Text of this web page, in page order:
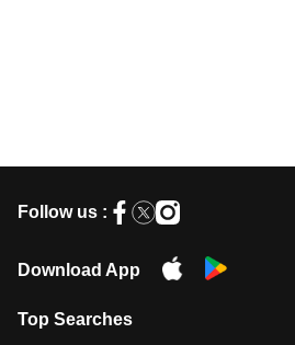
Follow us :
Download App
Top Searches